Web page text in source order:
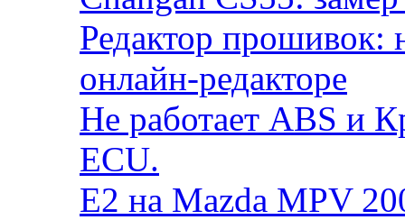
Редактор прошивок:
онлайн-редакторе
Не работает ABS и
ECU.
E2 на Mazda MPV